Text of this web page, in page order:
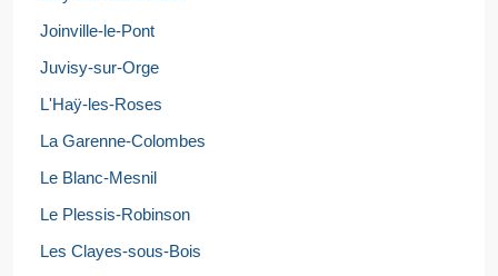
Joinville-le-Pont
Juvisy-sur-Orge
L'Haÿ-les-Roses
La Garenne-Colombes
Le Blanc-Mesnil
Le Plessis-Robinson
Les Clayes-sous-Bois